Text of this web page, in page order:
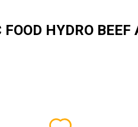
HYDRO BEEF